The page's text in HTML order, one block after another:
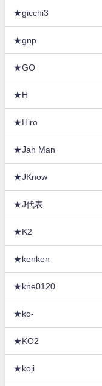
★gicchi3
★gnp
★GO
★H
★Hiro
★Jah Man
★JKnow
★J代表
★K2
★kenken
★kne0120
★ko-
★KO2
★koji